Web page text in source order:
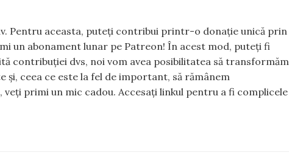
Pentru aceasta, puteți contribui printr-o donație unică prin
un abonament lunar pe Patreon! În acest mod, puteți fi
contribuției dvs, noi vom avea posibilitatea să transformăm
ceea ce este la fel de important, să rămânem
primi un mic cadou. Accesați linkul pentru a fi complicele